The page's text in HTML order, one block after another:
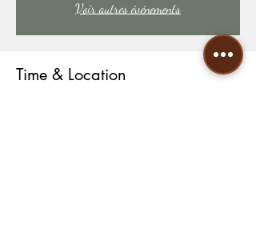
Voir autres événements
Time & Location